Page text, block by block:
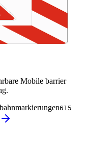
Mobile barrier
615